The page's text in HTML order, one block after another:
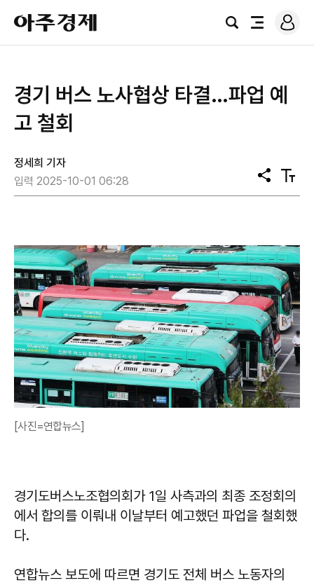
아
주
경
검
전
로
그
경기 버스 노사협상 타결…파업 예
고 철회
정세희 기자
입력 2025-10-01 06:28
공
유
텍
스
[사진=연합뉴스]
경기도버스노조협의회가 1일 사측과의 최종 조정회의
에서 합의를 이뤄내 이날부터 예고했던 파업을 철회했
다.
연합뉴스 보도에 따르면 경기도 전체 버스 노동자의